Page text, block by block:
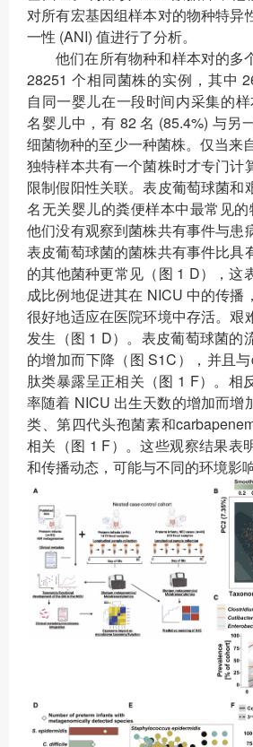
对所有宏基因组样本对的物种特异
一性 (ANI) 值进行了分析。
他们在所有物种和样本对的多
28251 个相同菌株的实例，其中
自同一婴儿在一段时间内采集的
名婴儿中，有 82 名 (85.4%) 与另
细菌物种的至少一种菌株。仅当来
独特样本共有一个菌株时才专门计
限制假阳性关联。表皮葡萄球菌和
名无关婴儿的粪便样本中最常见的
他们没有观察到菌株共有事件与患
表皮葡萄球菌的菌株共有事件比具
的其他菌种更常见（图 1 D），这
成比例地促进其在 NICU 中的传播
很好地适应在医院环境中存活。艰
发生（图 1 D）。表皮葡萄球菌的
的增加而下降（图 S1C），并且
肽类暴露呈正相关（图 1 F）。相
率随着 NICU 出生天数的增加而增
类、第四代头孢菌素和
相关（图 1 F）。这些观察结果表
和传播动态，可能与不同的环境影响